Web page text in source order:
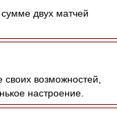
двух матчей
возможностей,
настроение.